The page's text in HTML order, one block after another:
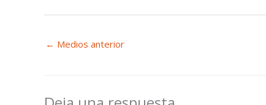
← Medios anterior